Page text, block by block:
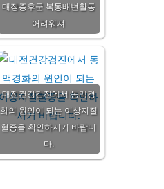
대장증후군 복통배변활동
어려워져
대전건강검진에서 동맥경
화의 원인이 되는 이상지질
혈증을 확인하시기 바랍니
다.